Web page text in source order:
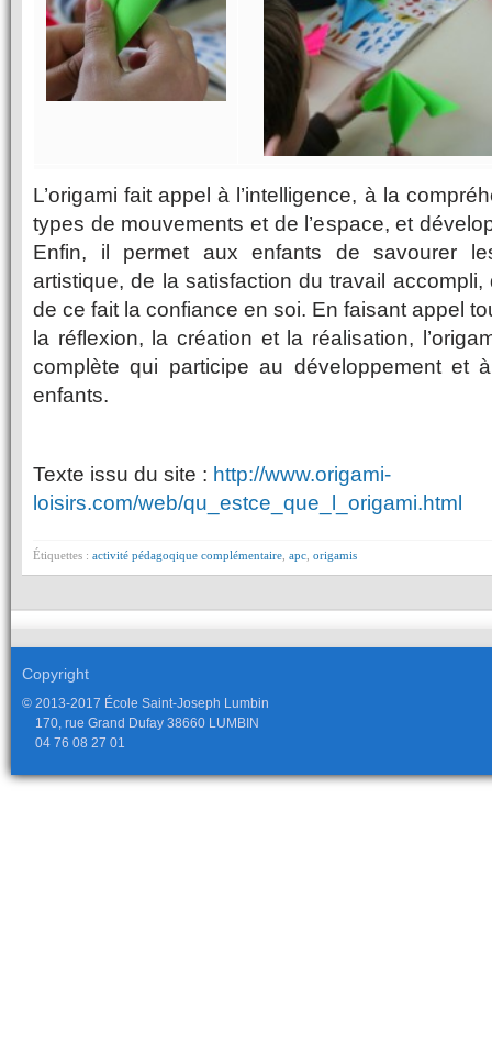
L’origami fait appel à l’intelligence, à la
types de mouvements et de l’espace, et
Enfin, il permet aux enfants de savourer
artistique, de la satisfaction du travail
de ce fait la confiance en soi. En faisant appel
la réflexion, la création et la réalisation,
complète qui participe au développement et
enfants.
Texte issu du site : http://www.origami-
loisirs.com/web/qu_estce_que_l_origami.html
Étiquettes : activité pédagoqique complémentaire apc origamis
Copyright
© 2013-2017 École Saint-Joseph Lumbin
170, rue Grand Dufay 38660 LUMBIN
04 76 08 27 01